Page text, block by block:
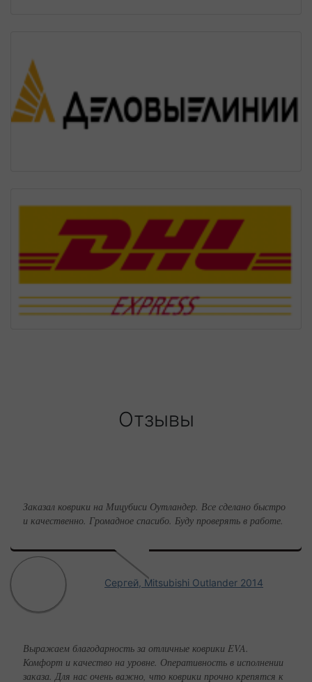
Отзывы
Заказал коврики на Мицубиси Оутландер. Все сделано быстро
и качественно. Громадное спасибо. Буду проверять в работе.
Сергей, Mitsubishi Outlander 2014
Выражаем благодарность за отличные коврики EVA.
Комфорт и качество на уровне. Оперативность в исполнении
заказа. Для нас очень важно, что коврики прочно крепятся к